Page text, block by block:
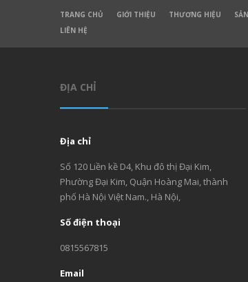
TRANG CHỦ GIỚI THIỆU THƯƠNG HIỆU
LIÊN HỆ
ĐỊA CHỈ
Địa chỉ
Số 120 Liền kề D4, Khu đô thị Đại Kim,
Phường Đại Kim, Quận Hoàng Mai, thành
phố Hà Nội Việt Nam., Hà Nội,
Số điện thoại
0815567815
Email